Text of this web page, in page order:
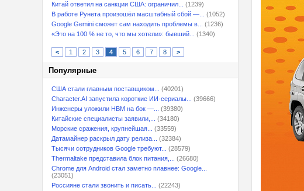
Китай ответил на санкции США: ограничил...
(1239)
В работе Рунета произошёл масштабный сбой —...
(1052)
Google Gemini сможет сам находить проблемы в...
(1236)
«Это на 100 % не то, что мы хотели»: бывший...
(1340)
< 1 2 3 4 5 6 7 8 >
Популярные
США стали главным поставщиком...
(40201)
Character.AI запустила короткие ИИ-сериалы...
(39666)
Инженеры уложили HBM на бок —...
(39380)
Китайские специалисты заявили,...
(34180)
Морские сражения, крупнейшая...
(33559)
Датамайнер раскрыл дату релиза...
(32384)
Тысячи сотрудников Google требуют...
(28579)
Thermaltake представила блок питания,...
(26680)
Chrome для Android стал заметно плавнее: Google...
(23051)
Россияне стали звонить и писать...
(22243)